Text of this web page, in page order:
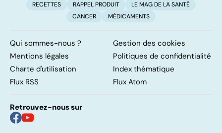
RECETTES RAPPEL PRODUIT
LE MAG DE LA SANTÉ
CANCER
MÉDICAMENTS
Qui sommes-nous ?
Gestion des cookies
Mentions légales
Politiques de confidentialité
Charte d'utilisation
Index thématique
Flux RSS
Flux Atom
Retrouvez-nous sur